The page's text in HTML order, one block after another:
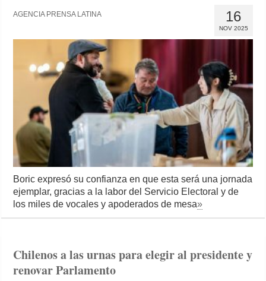
16
NOV 2025
AGENCIA PRENSA LATINA
Boric expresó su confianza en que esta será una jornada
ejemplar, gracias a la labor del Servicio Electoral y de
los miles de vocales y apoderados de mesa»
Chilenos a las urnas para elegir al presidente y
renovar Parlamento